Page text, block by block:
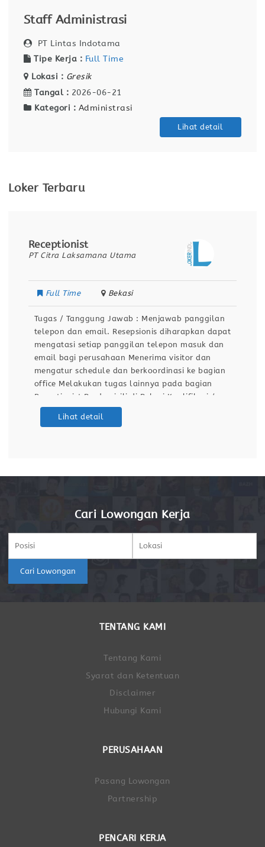
Staff Administrasi
PT Lintas Indotama
Tipe Kerja : Full Time
Lokasi : Gresik
Tangal : 2026-06-21
Kategori : Administrasi
Lihat detail
Loker Terbaru
Receptionist
PT Citra Laksamana Utama
Full Time Bekasi
Tugas / Tanggung Jawab : Menjawab panggilan
telepon dan email. Resepsionis diharapkan dapat
mengatasi setiap panggilan telepon masuk dan
email bagi perusahaan Menerima visitor dan
mengatur schedule dan berkoordinasi ke bagian
office Melakukan tugas lainnya pada bagian
Receptionist Berdomisili di Bekasi Kualifikasi /
Persyaratan : Pendidikan SMA / SMK Lulusan D3
Lihat detail
Cari Lowongan Kerja
Cari Lowongan
TENTANG KAMI
Tentang Kami
Syarat dan Ketentuan
Disclaimer
Hubungi Kami
PERUSAHAAN
Pasang Lowongan
Partnership
PENCARI KERJA